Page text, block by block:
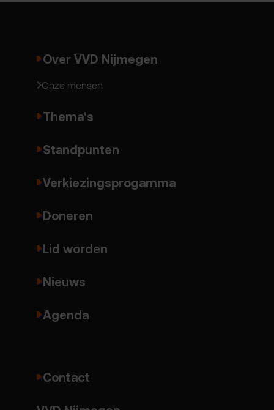
Over VVD Nijmegen
Onze mensen
Thema's
Standpunten
Verkiezingsprogamma
Doneren
Lid worden
Nieuws
Agenda
Contact